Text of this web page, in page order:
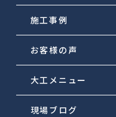
施工事例
お客様の声
大工メニュー
現場ブログ